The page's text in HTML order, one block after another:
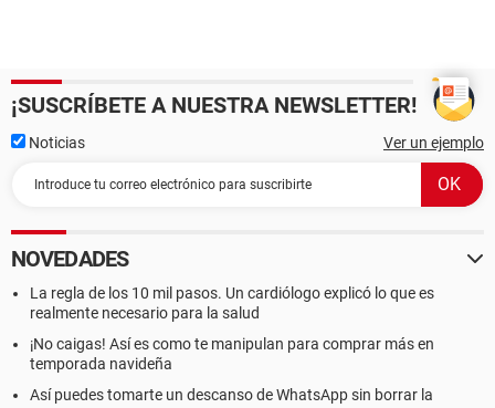
¡SUSCRÍBETE A NUESTRA NEWSLETTER!
Noticias Ver un ejemplo
NOVEDADES
La regla de los 10 mil pasos. Un cardiólogo explicó lo que es
realmente necesario para la salud
¡No caigas! Así es como te manipulan para comprar más en
temporada navideña
Así puedes tomarte un descanso de WhatsApp sin borrar la